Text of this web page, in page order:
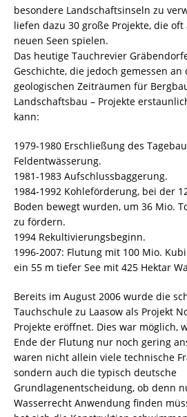
besondere Landschaftsinseln zu
liefen dazu 30 große Projekte, die
neuen Seen spielen.
Das heutige Tauchrevier
Geschichte, die jedoch gemessen
geologischen Zeiträumen für
Landschaftsbau – Projekte
kann:
1979-1980 Erschließung des
Feldentwässerung.
1981-1983 Aufschlussbaggerung.
1984-1992 Kohleförderung, bei der
Boden bewegt wurden, um 36 Mio.
zu fördern.
1994 Rekultivierungsbeginn.
1996-2007: Flutung mit 100 Mio.
ein 55 m tiefer See mit 425 Hektar
Bereits im August 2006 wurde die
Tauchschule zu Laasow als Projekt
Projekte eröffnet. Dies war möglich,
Ende der Flutung nur noch gering
waren nicht allein viele technische
sondern auch die typisch deutsche
Grundlagenentscheidung, ob denn
Wasserrecht Anwendung finden